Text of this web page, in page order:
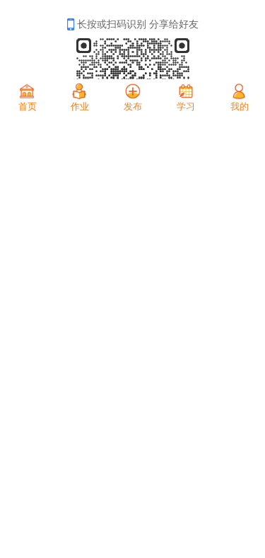
首页 作业 发布 学习 我的
长按或扫码识别 分享给好友